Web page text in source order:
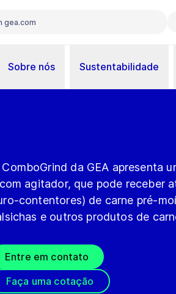
Sobre nós Sustentabilidade
ComboGrind da GEA apresenta
agitador, que pode receber
contentores) de carne pré-
e outros produtos de
Entre em contato
Faça uma cotação